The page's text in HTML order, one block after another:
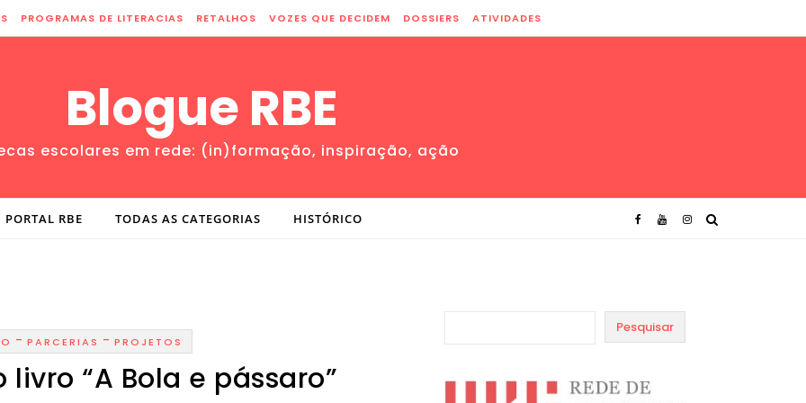
PROGRAMAS DE LITERACIAS RETALHOS VOZES QUE DECIDEM DOSSIERS ATIVIDADES
Blogue RBE
escolares em rede: (in)formação, inspiração, ação
PORTAL RBE TODAS AS CATEGORIAS HISTÓRICO
- PARCERIAS - PROJETOS
“A Bola e pássaro”
Pesquisar